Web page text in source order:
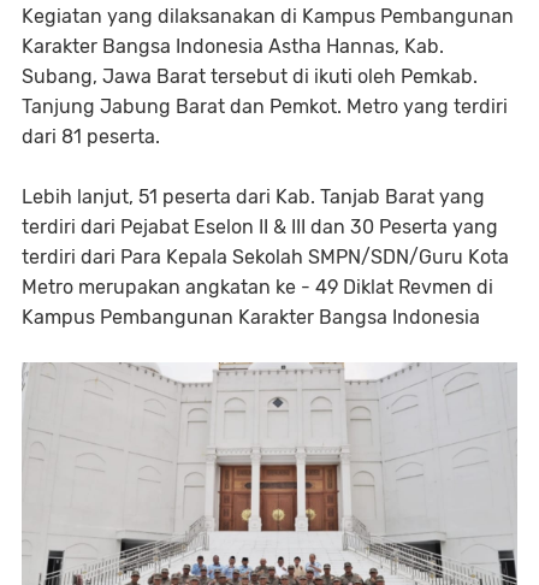
Kegiatan yang dilaksanakan di Kampus Pembangunan
Karakter Bangsa Indonesia Astha Hannas, Kab.
Subang, Jawa Barat tersebut di ikuti oleh Pemkab.
Tanjung Jabung Barat dan Pemkot. Metro yang terdiri
dari 81 peserta.
Lebih lanjut, 51 peserta dari Kab. Tanjab Barat yang
terdiri dari Pejabat Eselon II & III dan 30 Peserta yang
terdiri dari Para Kepala Sekolah SMPN/SDN/Guru Kota
Metro merupakan angkatan ke - 49 Diklat Revmen di
Kampus Pembangunan Karakter Bangsa Indonesia